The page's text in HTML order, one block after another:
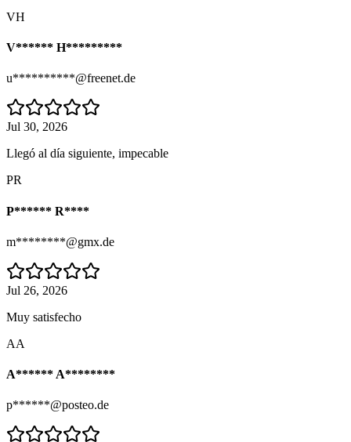
VH
V****** H*********
u**********@freenet.de
Jul 30, 2026
Llegó al día siguiente, impecable
PR
P****** R****
m********@gmx.de
Jul 26, 2026
Muy satisfecho
AA
A****** A********
p******@posteo.de